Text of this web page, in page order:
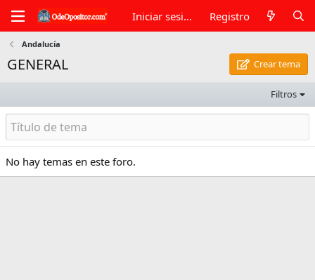
Iniciar sesión Registro
Andalucía
GENERAL Crear tema
Filtros
No hay temas en este foro.